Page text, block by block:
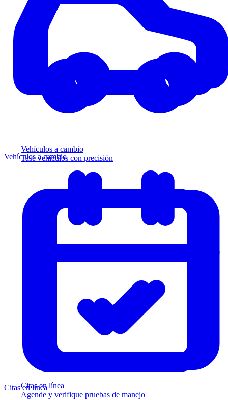
Vehículos a cambio
Tase vehículos con precisión
Citas en línea
Agende y verifique pruebas de manejo
Vehículos a cambio
Citas en línea